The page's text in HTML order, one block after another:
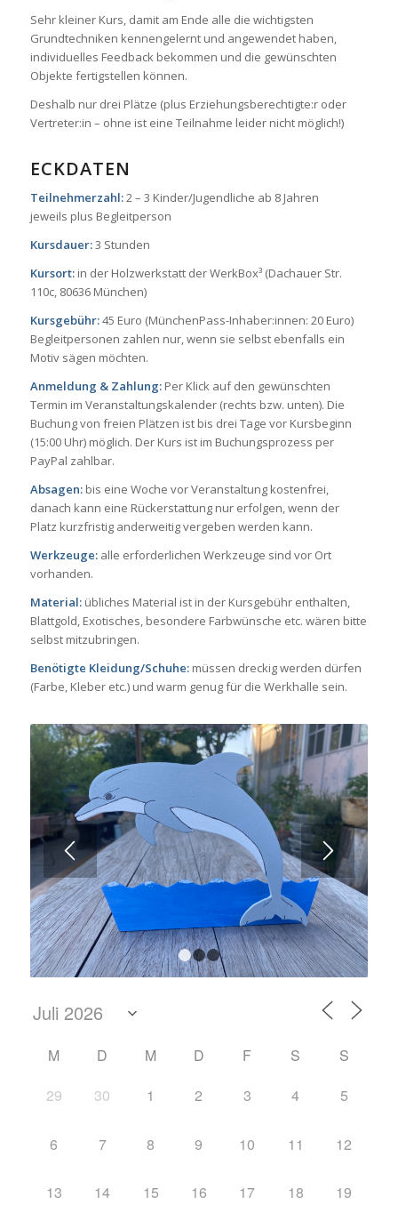
Sehr kleiner Kurs, damit am Ende alle die wichtigsten
Grundtechniken kennengelernt und angewendet haben,
individuelles Feedback bekommen und die gewünschten
Objekte fertigstellen können.
Deshalb nur drei Plätze (plus Erziehungsberechtigte:r oder
Vertreter:in – ohne ist eine Teilnahme leider nicht möglich!)
ECKDATEN
Teilnehmerzahl:2 – 3 Kinder/Jugendliche ab 8 Jahren
jeweils plus Begleitperson
Kursdauer:3 Stunden
Kursort:in der Holzwerkstatt der WerkBox³ (Dachauer Str.
110c, 80636 München)
Kursgebühr:45 Euro (MünchenPass-Inhaber:innen: 20 Euro)
Begleitpersonen zahlen nur, wenn sie selbst ebenfalls ein
Motiv sägen möchten.
Anmeldung & Zahlung: Per Klick auf den gewünschten
Termin im Veranstaltungskalender (rechts bzw. unten). Die
Buchung von freien Plätzen ist bis drei Tage vor Kursbeginn
(15:00 Uhr) möglich. Der Kurs ist im Buchungsprozess per
PayPal zahlbar.
Absagen:bis eine Woche vor Veranstaltung kostenfrei,
danach kann eine Rückerstattung nur erfolgen, wenn der
Platz kurzfristig anderweitig vergeben werden kann.
Werkzeuge: alle erforderlichen Werkzeuge sind vor Ort
vorhanden.
Material: übliches Material ist in der Kursgebühr enthalten,
Blattgold, Exotisches, besondere Farbwünsche etc. wären bitte
selbst mitzubringen.
Benötigte Kleidung/Schuhe: müssen dreckig werden dürfen
(Farbe, Kleber etc.) und warm genug für die Werkhalle sein.
1 2 3
M D M D F S
S
29
30 1 2 3 4 5
6 7 8 9 10 11 12
13 14 15 16 17 18 19